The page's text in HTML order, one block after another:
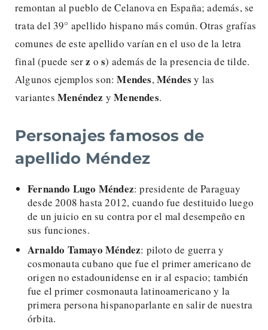
remontan al pueblo de Celanova en España; además, se
trata del 39° apellido hispano más común. Otras grafías
comunes de este apellido varían en el uso de la letra
final (puede serz os) además de la presencia de tilde.
Algunos ejemplos son:Mendes,Méndesy las
variantes Menéndez yMenendes.
Personajes famosos de
apellido Méndez
Fernando Lugo Méndez: presidente de Paraguay
desde 2008 hasta 2012, cuando fue destituido luego
de un juicio en su contra por el mal desempeño en
sus funciones.
Arnaldo Tamayo Méndez: piloto de guerra y
cosmonauta cubano que fue el primer americano de
origen no estadounidense en ir al espacio; también
fue el primer cosmonauta latinoamericano y la
primera persona hispanoparlante en salir de nuestra
órbita.